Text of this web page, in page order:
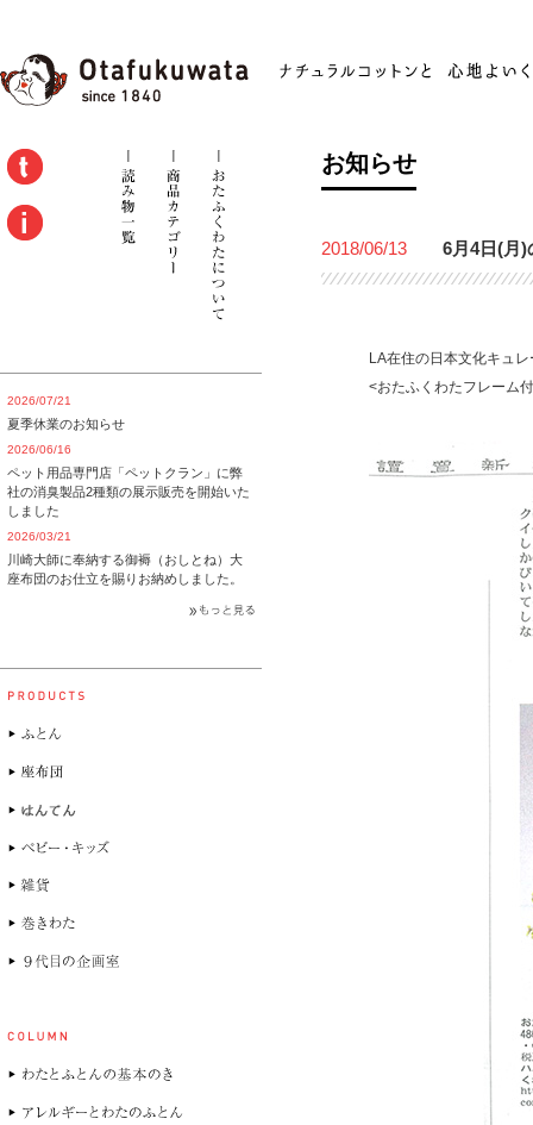
お知らせ
2018/06/13 6月4日(月)
LA在住の日本文化キュ
<おたふくわたフレーム
2026/07/21
夏季休業のお知らせ
2026/06/16
ペット用品専門店「ペットクラン」に弊
社の消臭製品2種類の展示販売を開始いた
しました
2026/03/21
川崎大師に奉納する御褥（おしとね）大
座布団のお仕立を賜りお納めしました。